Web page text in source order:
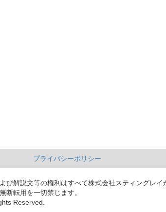
プライバシーポリシー
び解説文等の権利はすべて株式会社スティングレイ
断転用を一切禁じます。
Reserved.